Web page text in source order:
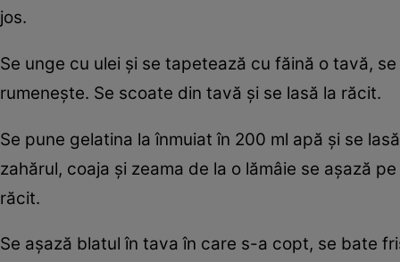
jos.
Se unge cu ulei şi se tapetează cu făină o tavă,
rumeneşte. Se scoate din tavă şi se lasă la răcit.
Se pune gelatina la înmuiat în 200 ml apă şi se
zahărul, coaja şi zeama de la o lămâie se aşază
răcit.
Se aşază blatul în tava în care s-a copt, se bate